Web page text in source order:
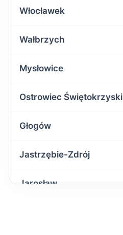
Włocławek
Wałbrzych
Mysłowice
Ostrowiec Świętokrzyski
Głogów
Jastrzębie-Zdrój
Jarosław